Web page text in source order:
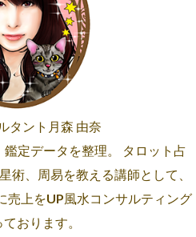
タント月森 由奈
定データを整理。 タロット占
術、周易を教える講師として、
売上をUP風水コンサルティング
おります。